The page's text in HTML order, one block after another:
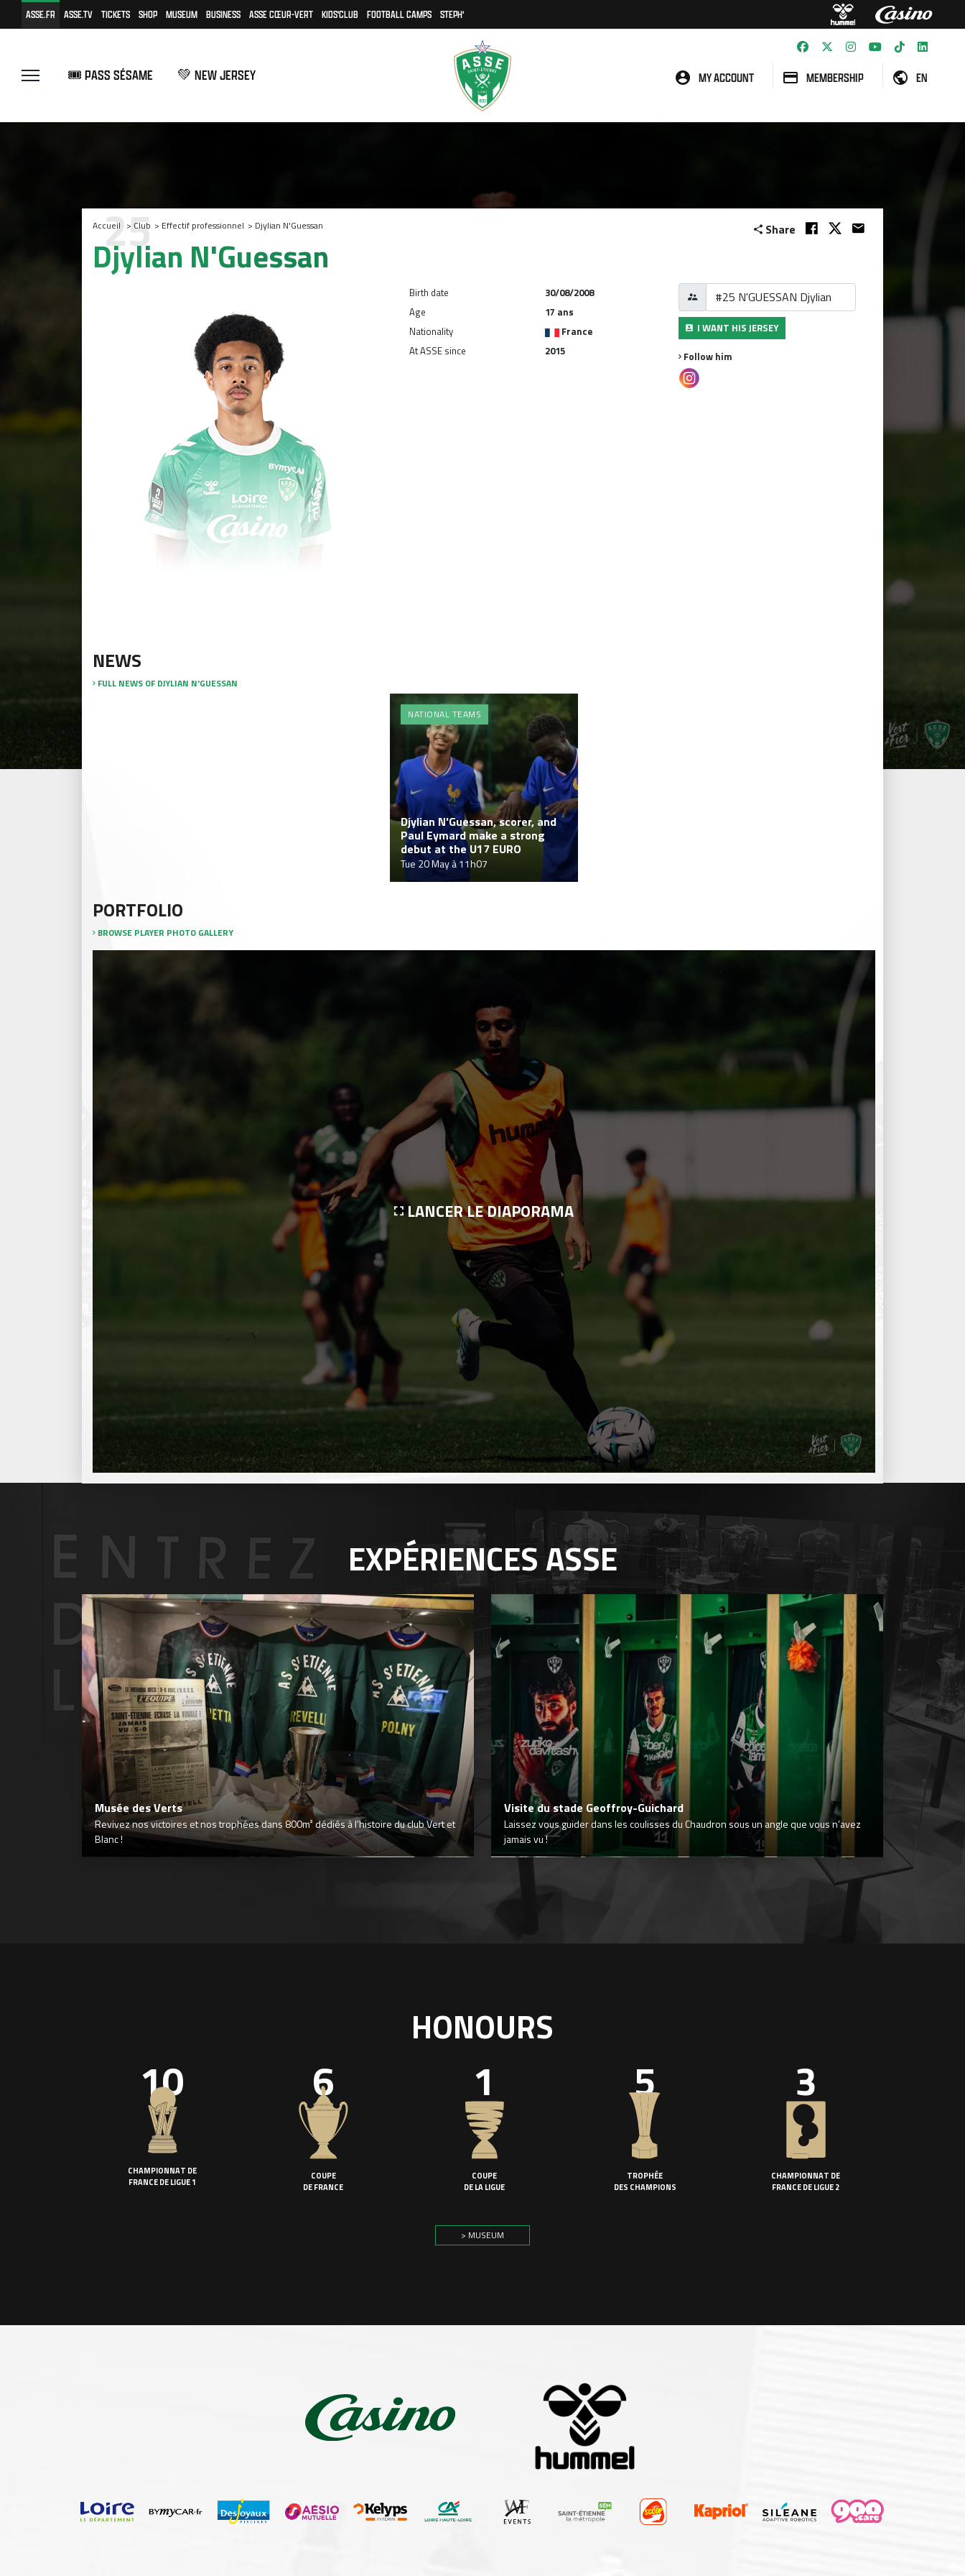
ASSE.FR ASSE.TV TICKETS SHOP MUSEUM BUSINESS ASSE CŒUR-VERT KIDS'CLUB FOOTBALL CAMPS STEPH'
🎟️ PASS SÉSAME 💚 NEW JERSEY MY ACCOUNT MEMBERSHIP EN
Accueil > Club > Effectif professionnel > Djylian N'Guessan Share
Djylian N'Guessan
25
Birth date
30/08/2008
Age
17 ans
Nationality
France
At ASSE since
2015
I WANT HIS JERSEY
Follow him
NEWS
FULL NEWS OF DJYLIAN N'GUESSAN
NATIONAL TEAMS
Djylian N'Guessan, scorer, and
Paul Eymard make a strong
debut at the U17 EURO
Tue 20 May à 11h07
PORTFOLIO
BROWSE PLAYER PHOTO GALLERY
LANCER LE DIAPORAMA
EXPÉRIENCESASSE
Musée des Verts
Revivez nos victoires et nos trophées dans 800m² dédiés à l’histoire du club Vert et
Blanc !
Visite du stade Geoffroy-Guichard
Laissez vous guider dans les coulisses du Chaudron sous un angle que vous n’avez
jamais vu !
HONOURS
10
CHAMPIONNAT DE
FRANCE DE LIGUE 1
6
COUPE
DE FRANCE
1
COUPE
DE LA LIGUE
5
TROPHÉE
DES CHAMPIONS
3
CHAMPIONNAT DE
FRANCE DE LIGUE 2
> MUSEUM